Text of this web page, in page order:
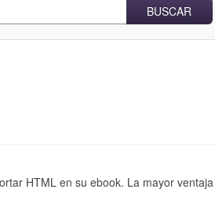
BUSCAR
HTML en su ebook. La mayor